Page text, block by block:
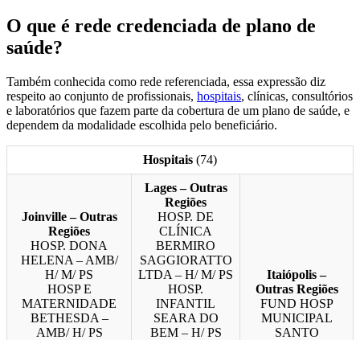
O que é rede credenciada de plano de
saúde?
Também conhecida como rede referenciada, essa expressão diz
respeito ao conjunto de profissionais, hospitais, clínicas, consultórios
e laboratórios que fazem parte da cobertura de um plano de saúde, e
dependem da modalidade escolhida pelo beneficiário.
Hospitais (74)
Joinville – Outras
Regiões
HOSP. DONA
HELENA – AMB/
H/ M/ PS
HOSP E
MATERNIDADE
BETHESDA –
AMB/ H/ PS
Lages – Outras
Regiões
HOSP. DE
CLÍNICA
BERMIRO
SAGGIORATTO
LTDA – H/ M/ PS
HOSP.
INFANTIL
SEARA DO
BEM – H/ PS
Itaiópolis –
Outras Regiões
FUND HOSP
MUNICIPAL
SANTO